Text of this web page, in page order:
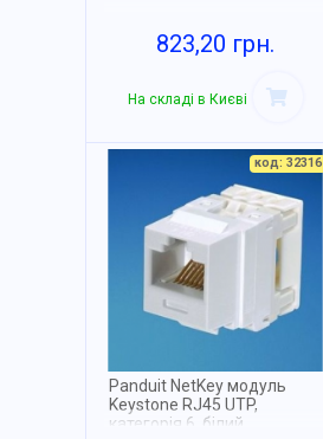
823,20 грн.
На складі в Києві
код: 32316
Panduit NetKey модуль
Keystone RJ45 UTP,
категорія 6, білий